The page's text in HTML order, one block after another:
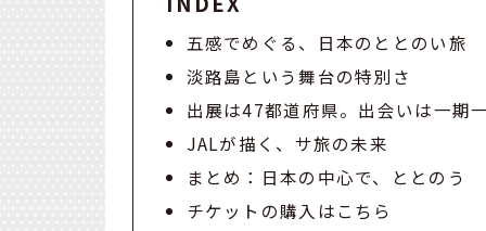
五感でめぐる、日本のととのい旅
淡路島という舞台の特別さ
出展は47都道府県。出会いは一期
JALが描く、サ旅の未来
まとめ：日本の中心で、ととのう
チケットの購入はこちら